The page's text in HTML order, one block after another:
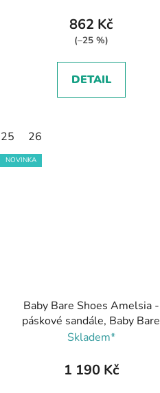
862 Kč
(–25 %)
DETAIL
25 26
NOVINKA
Baby Bare Shoes Amelsia -
páskové sandále, Baby Bare
Shoes
Skladem*
1 190 Kč